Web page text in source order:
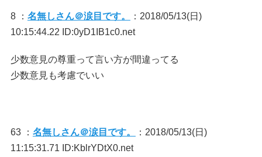
8 ： 名無しさん＠涙目です。
：2018/05/13(日)
10:15:44.22 ID:0yD1IB1c0.net
少数意見の尊重って言い方が間違ってる
少数意見も考慮でいい
63 ： 名無しさん＠涙目です。
：2018/05/13(日)
11:15:31.71 ID:KblrYDtX0.net